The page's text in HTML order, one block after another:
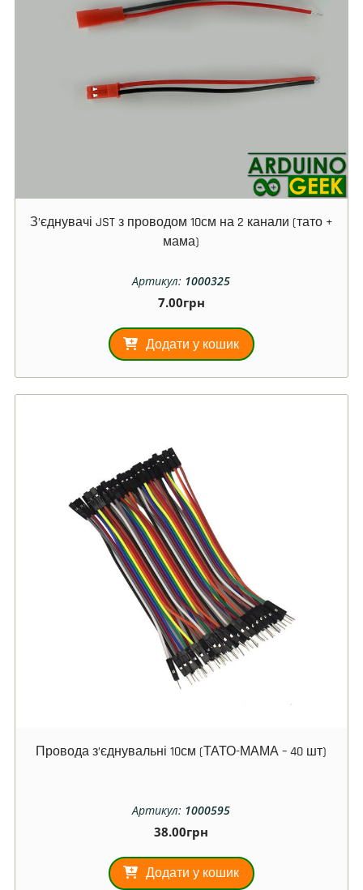
З’єднувачі JST з проводом 10см на 2 канали (тато +
мама)
Артикул: 1000325
7.00грн
Додати у кошик
Провода з’єднувальні 10см (ТАТО-МАМА – 40 шт)
Артикул: 1000595
38.00грн
Додати у кошик